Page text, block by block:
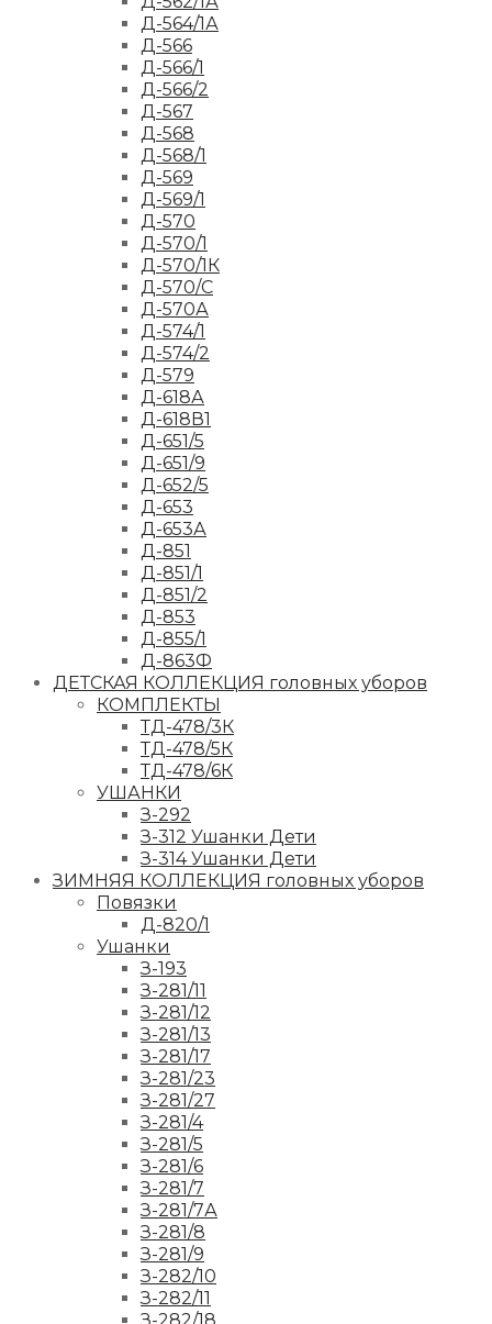
Д-564/1А
Д-566
Д-566/1
Д-566/2
Д-567
Д-568
Д-568/1
Д-569
Д-569/1
Д-570
Д-570/1
Д-570/1К
Д-570/С
Д-570А
Д-574/1
Д-574/2
Д-579
Д-618А
Д-618В1
Д-651/5
Д-651/9
Д-652/5
Д-653
Д-653А
Д-851
Д-851/1
Д-851/2
Д-853
Д-855/1
Д-863Ф
ДЕТСКАЯ КОЛЛЕКЦИЯ головных уборов
КОМПЛЕКТЫ
ТД-478/3К
ТД-478/5К
ТД-478/6К
УШАНКИ
З-292
З-312 Ушанки Дети
З-314 Ушанки Дети
ЗИМНЯЯ КОЛЛЕКЦИЯ головных уборов
Повязки
Д-820/1
Ушанки
З-193
З-281/11
З-281/12
З-281/13
З-281/17
З-281/23
З-281/27
З-281/4
З-281/5
З-281/6
З-281/7
З-281/7А
З-281/8
З-281/9
З-282/10
З-282/11